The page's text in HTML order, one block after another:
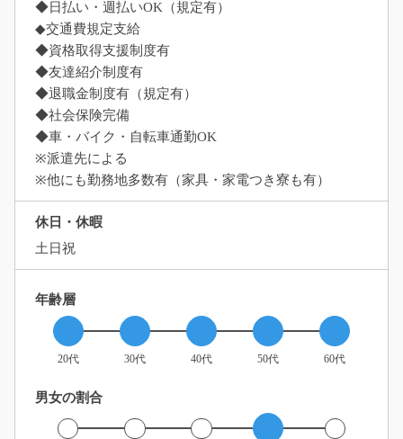
◆日払い・週払いOK（規定有）
◆交通費規定支給
◆資格取得支援制度有
◆友達紹介制度有
◆退職金制度有（規定有）
◆社会保険完備
◆車・バイク・自転車通勤OK
※派遣先による
※他にも勤務地多数有（家具・家電つき寮も有）
休日・休暇
土日祝
年齢層
20代 30代 40代 50代 60代
男女の割合